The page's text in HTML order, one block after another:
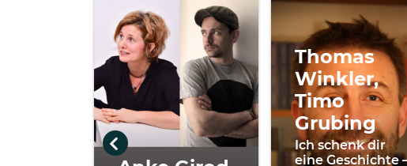
Thomas
Winkler,
Timo
Grubing
Ich schenk dir
eine Geschichte